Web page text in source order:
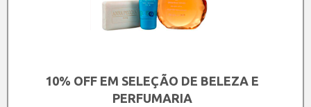
10% OFF EM SELEÇÃO DE BELEZA E
PERFUMARIA